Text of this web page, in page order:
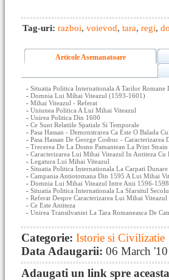
Tag-uri: razboi, voievod, tara, regi,
Articole Asemanatoare
- Situatia Politica Internationala A Tarilor
- Domnia Lui Mihai Viteazul (1593-1601)
- Mihai Viteazul - Referat
- Uniunea Politica A Lui Mihai Viteazul
- Unirea Politica Din 1600
- Ce Sunt Relatiile Spatiale Si Temporale
- Pasa Hassan - Demonstrarea Ca Este O Balada
- Pasa Hassan De George Cosbuc -
- Trecerea De La Domn Pamantean La Print Strain
- Caracterizarea Lui Mihai Viteazul In Antiteza Cu
- Legatura Lui Mihai Viteazul
- Situatia Politica Internationala La Carpati
- Campania Antiotomana Din 1595 A Lui Mihai
- Domnia Lui Mihai Viteazul Intre Anii 1596-1598
- Situatia Politica Internationala La Sfarsitul
- Referat Despre Caracterizarea Lui Mihai Viteazul
- Ce Este Antiteza
- Unirea Transilvaniei La Tara Romaneasca De
Categorie: Istorie si Civilizatie
Data Adaugarii: 06 March '10
Adaugati un link spre